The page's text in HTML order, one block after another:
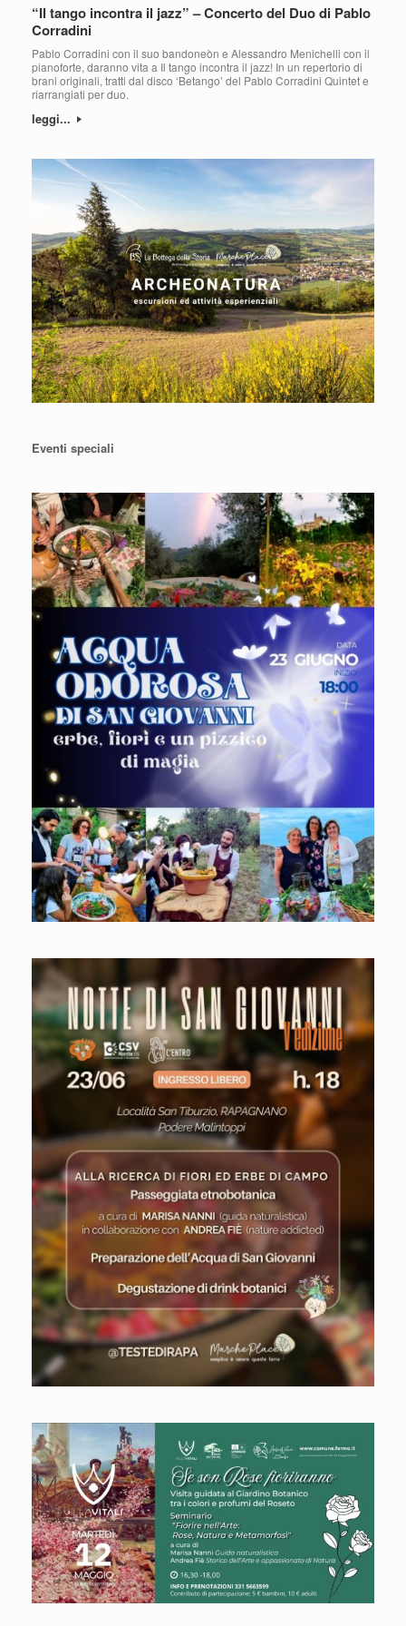
“Il tango incontra il jazz” – Concerto del Duo di Pablo
Corradini
Pablo Corradini con il suo bandoneòn e Alessandro Menichelli con il
pianoforte, daranno vita a Il tango incontra il jazz! In un repertorio di
brani originali, tratti dal disco ‘Betango’ del Pablo Corradini Quintet e
riarrangiati per duo.
leggi...
Eventi speciali